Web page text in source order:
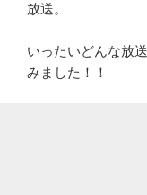
放送。
いったいどんな放
みました！！